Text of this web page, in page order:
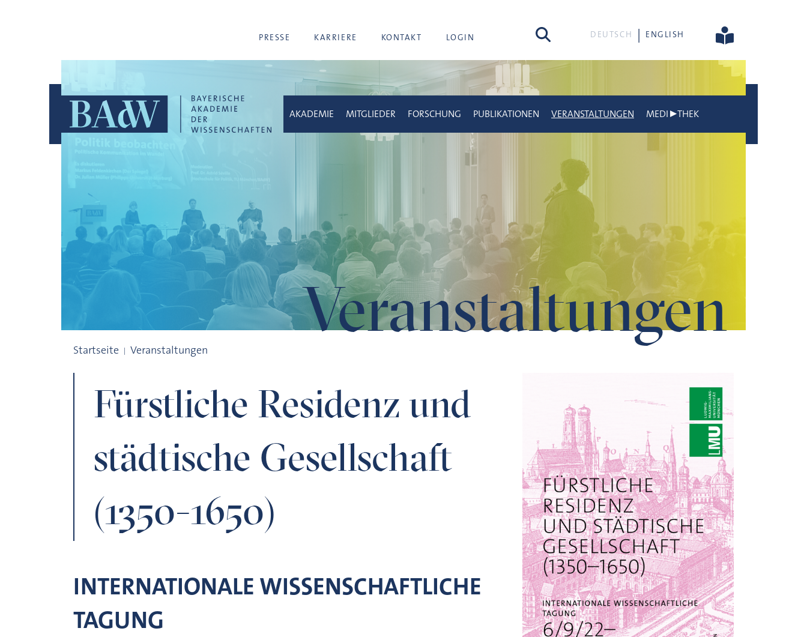
PRESSE KARRIERE KONTAKT LOGIN Suche DEUTSCH ENGLISH
Veranstaltungen
AKADEMIE MITGLIEDER FORSCHUNG PUBLIKATIONEN VERANSTALTUNGEN MEDI▶THEK
Startseite Veranstaltungen
Fürstliche Residenz und
städtische Gesellschaft
(1350-1650)
INTERNATIONALE WISSENSCHAFTLICHE
TAGUNG